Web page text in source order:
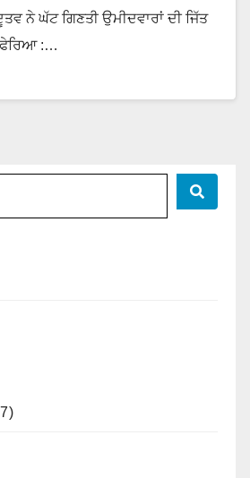
ਨੇ ਘੱਟ ਗਿਣਤੀ ਉਮੀਦਵਾਰਾਂ ਦੀ ਜਿੱਤ
ਫੇਰਿਆ :…